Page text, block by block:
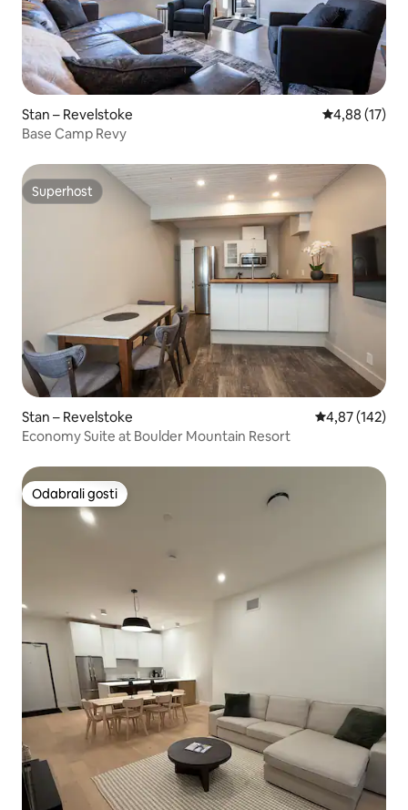
Stan – Revelstoke Prosječna
4,88 (17)
Base Camp Revy
Superhost
Superhost
Stan – Revelstoke Prosječna
4,87 (142)
Economy Suite at Boulder Mountain Resort
Odabrali gosti
Odabrali gosti